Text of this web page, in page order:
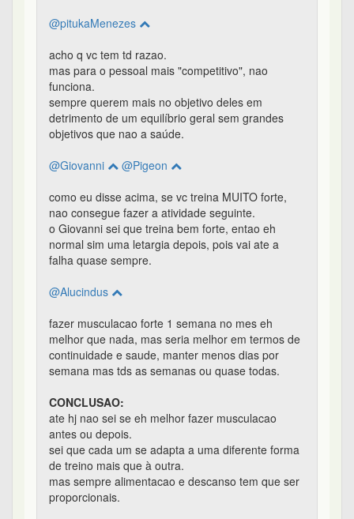
@pitukaMenezes
acho q vc tem td razao.
mas para o pessoal mais "competitivo", nao
funciona.
sempre querem mais no objetivo deles em
detrimento de um equilíbrio geral sem grandes
objetivos que nao a saúde.
@Giovanni
@Pigeon
como eu disse acima, se vc treina MUITO forte,
nao consegue fazer a atividade seguinte.
o Giovanni sei que treina bem forte, entao eh
normal sim uma letargia depois, pois vai ate a
falha quase sempre.
@Alucindus
fazer musculacao forte 1 semana no mes eh
melhor que nada, mas seria melhor em termos de
continuidade e saude, manter menos dias por
semana mas tds as semanas ou quase todas.
CONCLUSAO:
ate hj nao sei se eh melhor fazer musculacao
antes ou depois.
sei que cada um se adapta a uma diferente forma
de treino mais que à outra.
mas sempre alimentacao e descanso tem que ser
proporcionais.